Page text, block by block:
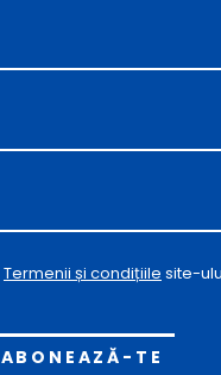
Termenii și condițiile site-